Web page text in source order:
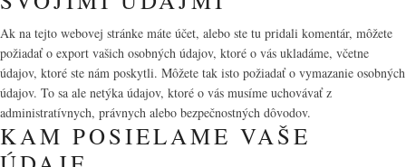
Ak na tejto webovej stránke máte účet, alebo ste tu pridali komentár, môžete
požiadať o export vašich osobných údajov, ktoré o vás ukladáme, včetne
údajov, ktoré ste nám poskytli. Môžete tak isto požiadať o vymazanie osobných
údajov. To sa ale netýka údajov, ktoré o vás musíme uchovávať z
administratívnych, právnych alebo bezpečnostných dôvodov.
KAM POSIELAME VAŠE